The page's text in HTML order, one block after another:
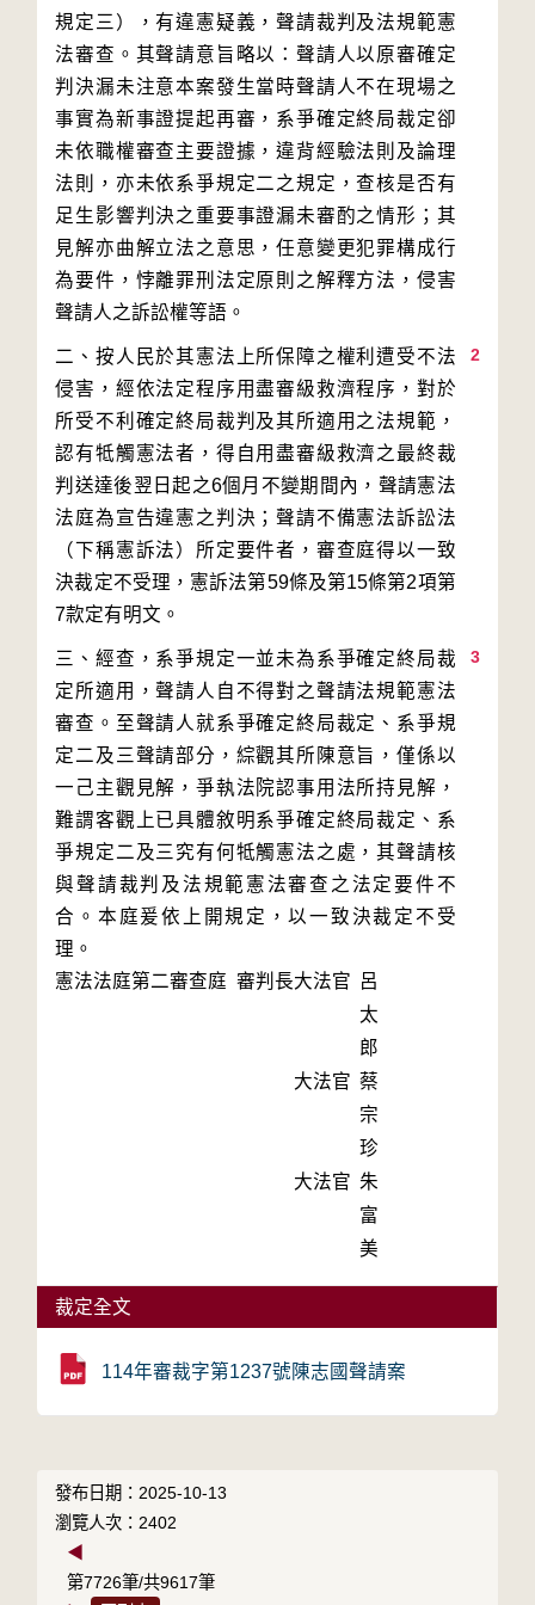
規定三），有違憲疑義，聲請裁判及法規範憲
法審查。其聲請意旨略以：聲請人以原審確定
判決漏未注意本案發生當時聲請人不在現場之
事實為新事證提起再審，系爭確定終局裁定卻
未依職權審查主要證據，違背經驗法則及論理
法則，亦未依系爭規定二之規定，查核是否有
足生影響判決之重要事證漏未審酌之情形；其
見解亦曲解立法之意思，任意變更犯罪構成行
為要件，悖離罪刑法定原則之解釋方法，侵害
2
二、按人民於其憲法上所保障之權利遭受不法
侵害，經依法定程序用盡審級救濟程序，對於
所受不利確定終局裁判及其所適用之法規範，
認有牴觸憲法者，得自用盡審級救濟之最終裁
判送達後翌日起之6個月不變期間內，聲請憲法
法庭為宣告違憲之判決；聲請不備憲法訴訟法
（下稱憲訴法）所定要件者，審查庭得以一致
決裁定不受理，憲訴法第59條及第15條第2項第
3
三、經查，系爭規定一並未為系爭確定終局裁
定所適用，聲請人自不得對之聲請法規範憲法
審查。至聲請人就系爭確定終局裁定、系爭規
定二及三聲請部分，綜觀其所陳意旨，僅係以
一己主觀見解，爭執法院認事用法所持見解，
難謂客觀上已具體敘明系爭確定終局裁定、系
爭規定二及三究有何牴觸憲法之處，其聲請核
與聲請裁判及法規範憲法審查之法定要件不
合。本庭爰依上開規定，以一致決裁定不受
理。
憲法法庭第二審查庭 審判長大法官 呂
太
郎
大法官 蔡
宗
珍
大法官 朱
富
美
裁定全文
114年審裁字第1237號陳志國聲請案
發布日期：2025-10-13
瀏覽人次：2402
◀
第7726筆/共9617筆